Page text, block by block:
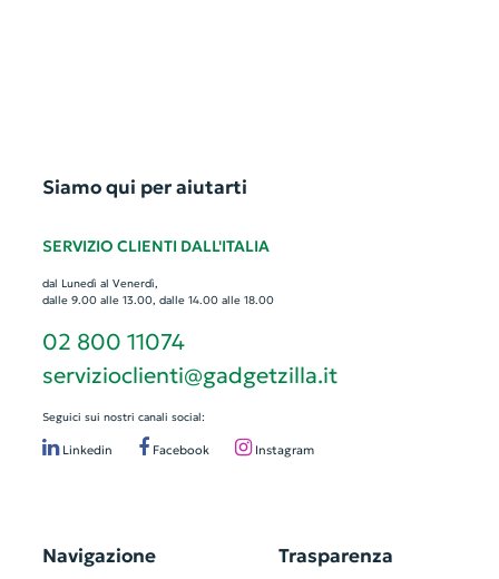
Siamo qui per aiutarti
SERVIZIO CLIENTI DALL'ITALIA
dal Lunedì al Venerdì,
dalle 9.00 alle 13.00, dalle 14.00 alle 18.00
02 800 11074
servizioclienti@gadgetzilla.it
Seguici sui nostri canali social:
Linkedin Facebook Instagram
Navigazione Trasparenza